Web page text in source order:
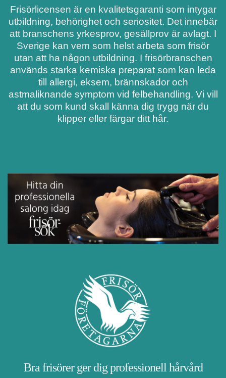
Frisörlicensen är en kvalitetsgaranti som intygar
utbildning, behörighet och seriositet. Det innebär
att branschens yrkesprov, gesällprov är avlagt. I
Sverige kan vem som helst arbeta som frisör
utan att ha någon utbildning. I frisörbranschen
används starka kemiska preparat som kan leda
till allergi, eksem, brännskador och
astmaliknande symptom vid felbehandling. Vi vill
att du som kund skall känna dig trygg när du
klipper eller färgar ditt hår.
Bra frisörer ger dig professionell hårvård